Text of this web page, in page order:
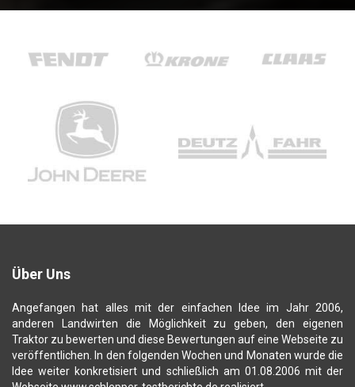
Über Uns
Angefangen hat alles mit der einfachen Idee im Jahr 2006,
anderen Landwirten die Möglichkeit zu geben, den eigenen
Traktor zu bewerten und diese Bewertungen auf eine Webseite zu
veröffentlichen. In den folgenden Wochen und Monaten wurde die
Idee weiter konkretisiert und schließlich am 01.08.2006 mit der